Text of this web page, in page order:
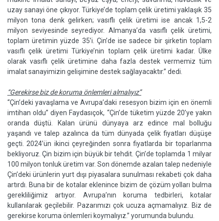
uzay sanayi öne çıkıyor. Türkiye’de toplam çelik üretimi yaklaşık 35
milyon tona denk gelirken; vasıflı çelik üretimi ise ancak 1,5-2
milyon seviyesinde seyrediyor. Almanya’da vasıflı çelik üretimi,
toplam üretimin yüzde 35’i. Çin’de ise sadece bir şirketin toplam
vasıflı çelik üretimi Türkiye’nin toplam çelik üretimi kadar. Ülke
olarak vasıflı çelik üretimine daha fazla destek vermemiz tüm
imalat sanayimizin gelişimine destek sağlayacaktır.” dedi.
“Gerekirse biz de koruma önlemleri almalıyız”
“Çin’deki yavaşlama ve Avrupa’daki resesyon bizim için en önemli
imtihan oldu” diyen Faydasıçok, “Çin’de tüketim yüzde 20’ye yakın
oranda düştü. Kalan ürünü dünyaya arz edince mal bolluğu
yaşandı ve talep azalınca da tüm dünyada çelik fiyatları düşüşe
geçti. 2024’ün ikinci çeyreğinden sonra fiyatlarda bir toparlanma
bekliyoruz. Çin bizim için büyük bir tehdit. Çin’de toplamda 1 milyar
100 milyon tonluk üretim var. Son dönemde azalan talep nedeniyle
Çin’deki ürünlerin yurt dışı piyasalara sunulması rekabeti çok daha
artırdı. Buna bir de kotalar eklenince bizim de çözüm yolları bulma
gerekliliğimiz artıyor. Avrupa’nın koruma tedbirleri, kotalar
kullanılarak geçilebilir. Pazarımızı çok ucuza açmamalıyız. Biz de
gerekirse koruma önlemleri koymalıyız.” yorumunda bulundu.